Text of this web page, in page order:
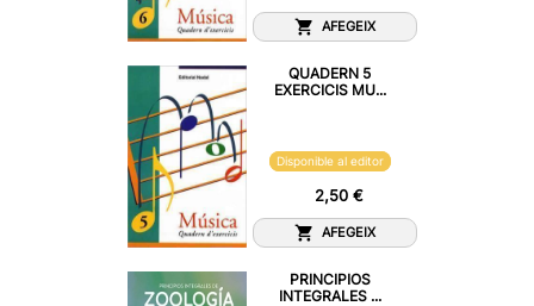
AFEGEIX
QUADERN 5
EXERCICIS MU...
Disponible al editor
2,50 €
AFEGEIX
PRINCIPIOS
INTEGRALES ...